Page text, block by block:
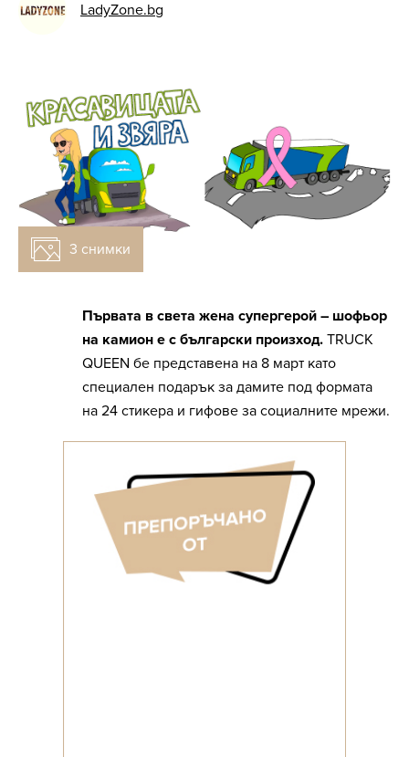
LadyZone.bg
3 снимки
Първата в света жена супергерой – шофьор
на камион e с български произход. TRUCK
QUEEN бе представена на 8 март като
специален подарък за дамите под формата
на 24 стикера и гифове за социалните мрежи.